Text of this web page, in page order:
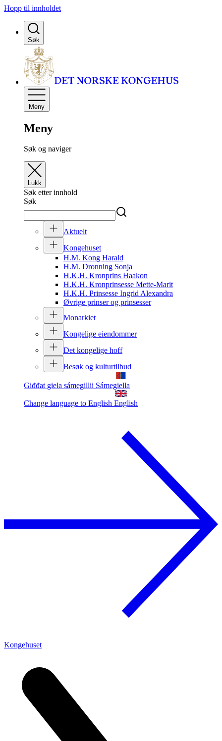
Hopp til innholdet
Søk
Meny
Meny
Søk og naviger
Lukk
Søk etter innhold
Søk
Aktuelt
Kongehuset
H.M. Kong Harald
H.M. Dronning Sonja
H.K.H. Kronprins Haakon
H.K.H. Kronprinsesse Mette-Marit
H.K.H. Prinsesse Ingrid Alexandra
Øvrige prinser og prinsesser
Monarkiet
Kongelige eiendommer
Det kongelige hoff
Besøk og kulturtilbud
Giđđat giela sámegillii Sámegiella
Change language to English English
Kongehuset